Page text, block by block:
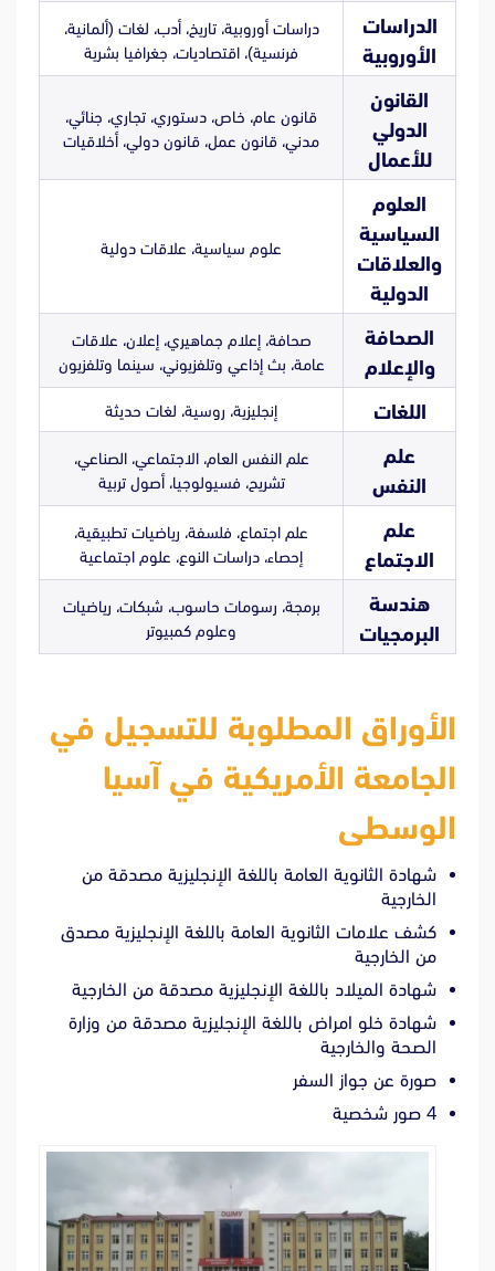
الدراسات
الأوروبية
دراسات أوروبية، تاريخ، أدب، لغات (ألمانية،
فرنسية)، اقتصاديات، جغرافيا بشرية
القانون
الدولي
للأعمال
قانون عام، خاص، دستوري، تجاري، جنائي،
مدني، قانون عمل، قانون دولي، أخلاقيات
العلوم
السياسية
والعلاقات
الدولية
علوم سياسية، علاقات دولية
الصحافة
والإعلام
صحافة، إعلام جماهيري، إعلان، علاقات
عامة، بث إذاعي وتلفزيوني، سينما وتلفزيون
اللغات إنجليزية، روسية، لغات حديثة
علم
النفس
علم النفس العام، الاجتماعي، الصناعي،
تشريح، فسيولوجيا، أصول تربية
علم
الاجتماع
علم اجتماع، فلسفة، رياضيات تطبيقية،
إحصاء، دراسات النوع، علوم اجتماعية
هندسة
البرمجيات
برمجة، رسومات حاسوب، شبكات، رياضيات
وعلوم كمبيوتر
الأوراق المطلوبة للتسجيل في
الجامعة الأمريكية في آسيا
الوسطى
شهادة الثانوية العامة باللغة الإنجليزية مصدقة من
الخارجية
كشف علامات الثانوية العامة باللغة الإنجليزية مصدق
من الخارجية
شهادة الميلاد باللغة الإنجليزية مصدقة من الخارجية
شهادة خلو امراض باللغة الإنجليزية مصدقة من وزارة
الصحة والخارجية
صورة عن جواز السفر
4 صور شخصية